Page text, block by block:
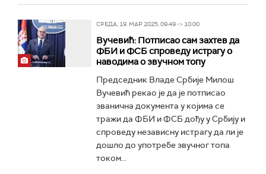
СРЕДА, 19. МАР 2025, 09:49 -> 10:00
Вучевић: Потписао сам захтев да
ФБИ и ФСБ спроведу истрагу о
наводима о звучном топу
Председник Владе Србије Милош
Вучевић рекао је да је потписао
званична документа у којима се
тражи да ФБИ и ФСБ дођу у Србију и
спроведу независну истрагу да ли је
дошло до употребе звучног топа
током...